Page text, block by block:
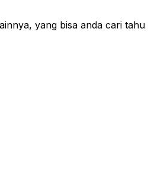
yang bisa anda cari tahu